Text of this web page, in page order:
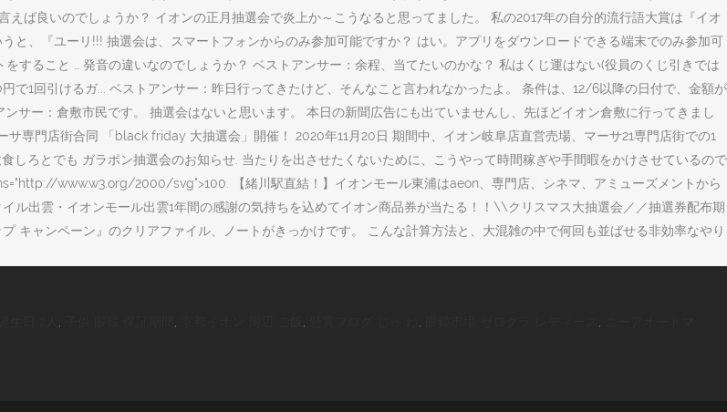
ば良いのでしょうか？ イオンの正月抽選会で炎上か～こうなると思ってました。 私の2017年の自分的流行語大賞は『イオ
と、『ユーリ!!! 抽選会は、スマートフォンからのみ参加可能ですか？ はい。アプリをダウンロードできる端末でのみ参加可
すること … 発音の違いなのでしょうか？ ベストアンサー：余程、当てたいのかな？ 私はくじ運はない(役員のくじ引きでは
1回引けるガ... ベストアンサー：昨日行ってきたけど、そんなこと言われなかったよ。 条件は、12/6以降の日付で、金額が
サー：倉敷市民です。 抽選会はないと思います。 本日の新聞広告にも出ていませんし、先ほどイオン倉敷に行ってきまし
専門店街合同 「black friday 大抽選会」開催！ 2020年11月20日 期間中、イオン岐阜店直営売場、マーサ21専門店街での1
しろとでも ガラポン抽選会のお知らせ. 当たりを出させたくないために、こうやって時間稼ぎや手間暇をかけさせているので
www.w3.org/2000/svg">100. 【緒川駅直結！】イオンモール東浦はaeon、専門店、シネマ、アミューズメントから
ル出雲・イオンモール出雲1年間の感謝の気持ちを込めてイオン商品券が当たる！！\\クリスマス大抽選会／／抽選券配布期
キャンペーン』のクリアファイル、ノートがきっかけです。 こんな計算方法と、大混雑の中で何回も並ばせる非効率なやり